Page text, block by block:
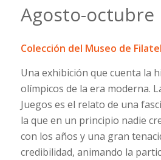
Agosto-octubre
Colección del Museo de
Una exhibición que cuenta la
olímpicos de la era moderna.
Juegos es el relato de una
la que en un principio nadie
con los años y una gran
credibilidad, animando la